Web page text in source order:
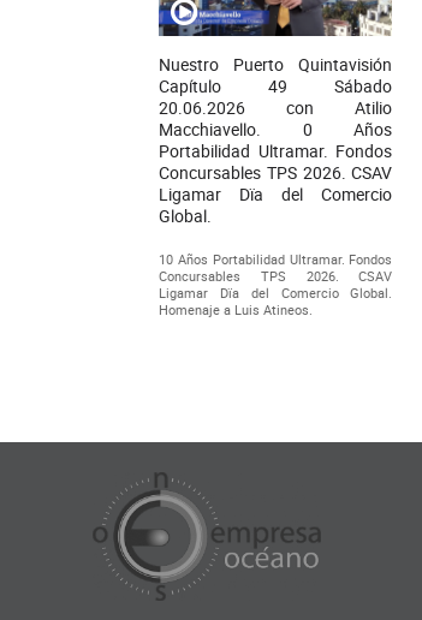
Nuestro Puerto Quintavisión
Capítulo 49 Sábado
20.06.2026 con Atilio
Macchiavello. 0 Años
Portabilidad Ultramar. Fondos
Concursables TPS 2026. CSAV
Ligamar Dïa del Comercio
Global.
10 Años Portabilidad Ultramar. Fondos
Concursables TPS 2026. CSAV
Ligamar Dïa del Comercio Global.
Homenaje a Luis Atineos.